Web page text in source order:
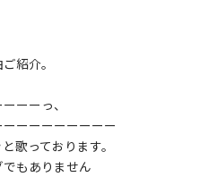
紹介。
ーーっ、
ーーーーーーーー
歌っております。
もありません